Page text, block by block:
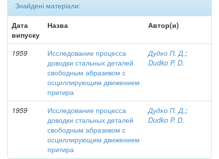
Знайдені матеріали:
Дата
випуску
Назва Автор(и)
1959
Исследование процесса
доводки стальных деталей
свободным абразивом с
осциллирующим движением
притира
Дудко П. Д.;
Dudko P. D.
1959
Исследование процесса
доводки стальных деталей
свободным абразивом с
осциллирующим движением
притира
Дудко П. Д.;
Dudko P. D.